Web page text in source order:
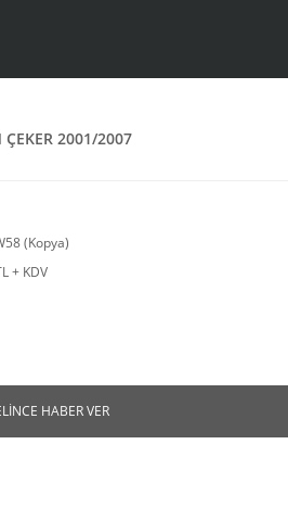
2001/2007
(Kopya)
+ KDV
HABER VER